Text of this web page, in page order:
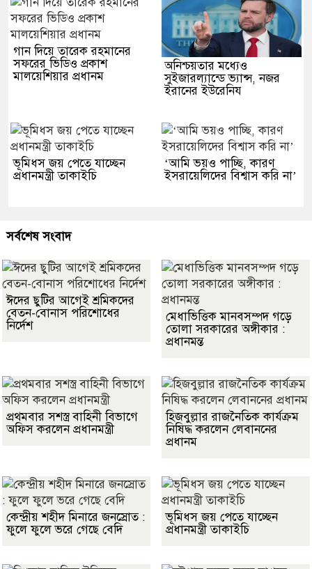
গান দিয়ে তারেক রহমানের
সফরের ভিডিও প্রকাশ
মালয়েশিয়ার প্রধানম
অনিশ্চয়তার মধ্যেও
সুইজারল্যান্ডে ভ্যান্স, নজর
ইরানের ইউরেনিয
ভূমিধস জয় পেতে যাচ্ছেন
প্রধানমন্ত্রী তাকাইচি
‘আমি ভয়ও পাচ্ছি, কারণ
ইসরায়েলিদের বিশ্বাস করি না’
সর্বশেষ সংবাদ
ঈদের ছুটির আগেই শ্রমিকদের
বেতন-বোনাস পরিশোধের
নির্দেশ
মেধাভিত্তিক মানবসম্পদ গড়ে
তোলা সরকারের অঙ্গীকার :
প্রধানমন্ত
প্রথমবার সশস্ত্র বাহিনী বিভাগে
অফিস করলেন প্রধানমন্ত্রী
হিজবুল্লার রাজনৈতিক কার্যক্রম
নিষিদ্ধ করলেন লেবাননের
প্রধানম
কেন্দ্রীয় শহীদ মিনারে জনস্রোত :
ফুলে ফুলে ভরে গেছে বেদি
ভূমিধস জয় পেতে যাচ্ছেন
প্রধানমন্ত্রী তাকাইচি